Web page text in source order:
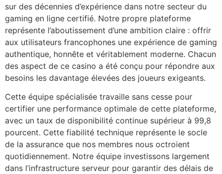
sur des décennies d’expérience dans notre secteur du
gaming en ligne certifié. Notre propre plateforme
représente l’aboutissement d’une ambition claire : offrir
aux utilisateurs francophones une expérience de gaming
authentique, honnête et véritablement moderne. Chacun
des aspect de ce casino a été conçu pour répondre aux
besoins les davantage élevées des joueurs exigeants.
Cette équipe spécialisée travaille sans cesse pour
certifier une performance optimale de cette plateforme,
avec un taux de disponibilité continue supérieur à 99,8
pourcent. Cette fiabilité technique représente le socle
de la assurance que nos membres nous octroient
quotidiennement. Notre équipe investissons largement
dans l’infrastructure serveur pour garantir des délais de